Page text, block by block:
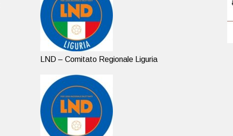
LND – Comitato Regionale Liguria